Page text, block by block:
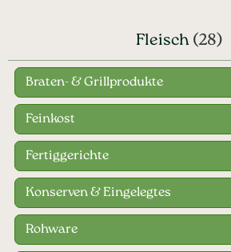
Fleisch (28)
Braten- & Grillprodukte
Feinkost
Fertiggerichte
Konserven & Eingelegtes
Rohware